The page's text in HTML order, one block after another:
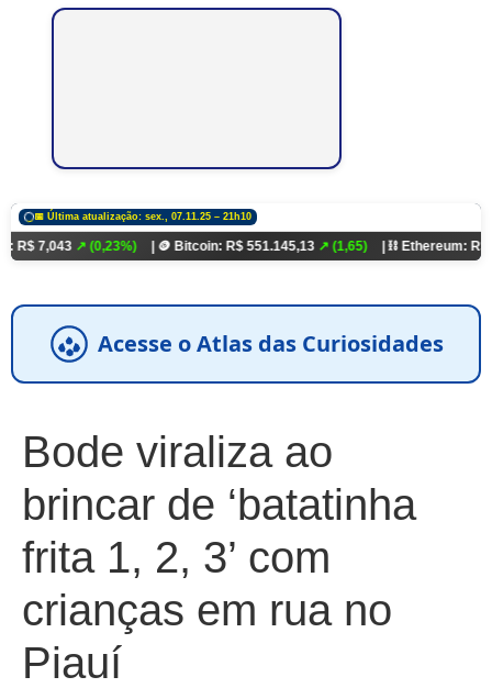
📅 Última atualização: sex., 07.11.25 – 21h10
↗ (0,23%) | 🪙 Bitcoin: R$ 551.145,13↗ (1,65) | ⛓️ Ethereum: R$
Acesse o Atlas das Curiosidades
Bode viraliza ao
brincar de ‘batatinha
frita 1, 2, 3’ com
crianças em rua no
Piauí